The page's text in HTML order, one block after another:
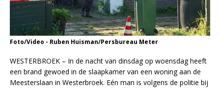
Foto/Video - Ruben Huisman/Persbureau Meter
WESTERBROEK – In de nacht van dinsdag op woensdag heeft
een brand gewoed in de slaapkamer van een woning aan de
Meesterslaan in Westerbroek. Eén man is volgens de politie bij